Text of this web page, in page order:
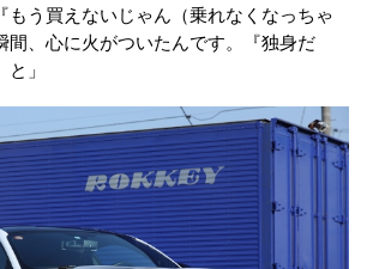
もう買えないじゃん（乗れなくなっちゃ
間、心に火がついたんです。『独身だ
」